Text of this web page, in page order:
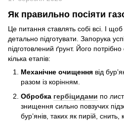
Як правильно посіяти
Це питання ставлять собі всі. І
детально підготувати. Запорука
підготовлений ґрунт. Його
кілька етапів:
Механічне очищення від
разом із корінням.
Обробка гербіцидами по
знищення сильно повзучих
бур’янів, таких як пирій, снить,